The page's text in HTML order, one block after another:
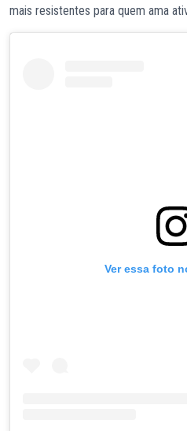
mais resistentes para quem ama
Ver essa foto